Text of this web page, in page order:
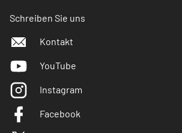
Schreiben Sie uns
Kontakt
YouTube
Instagram
Facebook